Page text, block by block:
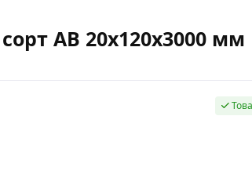
AB 20х120х3000 мм